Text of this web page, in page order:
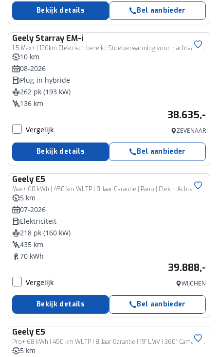
Bekijk details Bel aanbieder
Geely Starray EM-i
1.5 Max+ | 136km Elektrisch bereik | Stoelverwarming voor + achter | 360 camera | Flyme premium sound | Panoramadak | Massage stoelen | Stuurverwarming |
10 km
08-2026
Plug-in hybride
262 pk (193 kW)
136 km
38.635,-
Vergelijk ZEVENAAR
Bekijk details Bel aanbieder
Geely E5
Max+ 68 kWh | 450 km WLTP | 8 Jaar Garantie | Pano | Elektr. Achterklep | 360° Camera | Warmtepomp | Verwarmde & Geventileerde Stoelen
5 km
07-2026
Elektriciteit
218 pk (160 kW)
435 km
70 kWh
39.888,-
Vergelijk WIJCHEN
Bekijk details Bel aanbieder
Geely E5
Pro+ 68 kWh | 450 km WLTP | 8 Jaar Garantie | 19" LMV | 360° Camera | Warmtepomp | Leder | Blind Spot
5 km